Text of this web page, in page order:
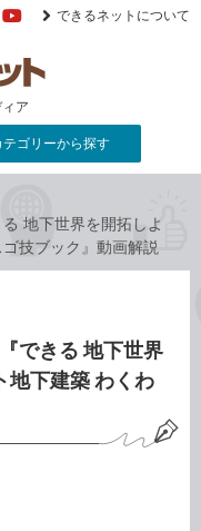
ア
YouTube
できるネットについて
テゴリーから探す
地下世界を開拓しよ
技ブック』動画解説
できる 地下世界
地下建築 わくわ